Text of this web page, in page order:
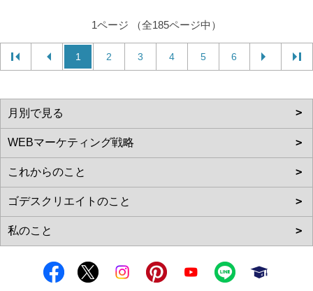
1ページ （全185ページ中）
1 2 3 4 5 6